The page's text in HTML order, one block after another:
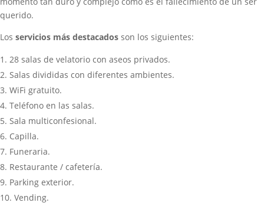
querido.
Los servicios más destacados son los siguientes:
28 salas de velatorio con aseos privados.
Salas divididas con diferentes ambientes.
WiFi gratuito.
Teléfono en las salas.
Sala multiconfesional.
Capilla.
Funeraria.
Restaurante / cafetería.
Parking exterior.
Vending.